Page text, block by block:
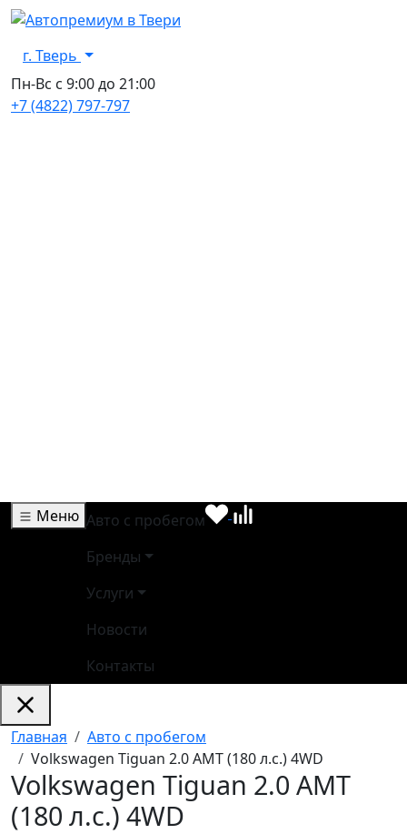
г. Тверь
Пн-Вс с 9:00 до 21:00
+7 (4822) 797-797
Меню Авто с пробегом
Бренды
Услуги
Новости
Контакты
Главная
Авто с пробегом
Volkswagen Tiguan 2.0 AMT (180 л.с.) 4WD
Volkswagen Tiguan 2.0 AMT
(180 л.с.) 4WD